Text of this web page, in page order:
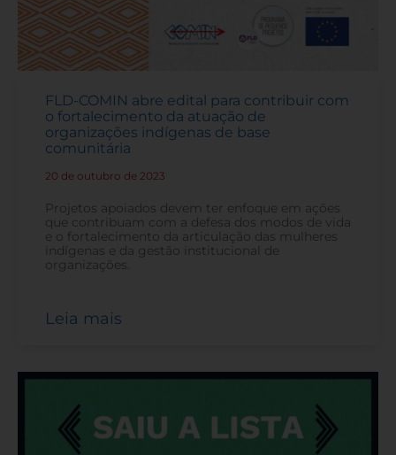
FLD-COMIN abre edital para contribuir com
o fortalecimento da atuação de
organizações indígenas de base
comunitária
20 de outubro de 2023
Projetos apoiados devem ter enfoque em ações
que contribuam com a defesa dos modos de vida
e o fortalecimento da articulação das mulheres
indígenas e da gestão institucional de
organizações.
Leia mais